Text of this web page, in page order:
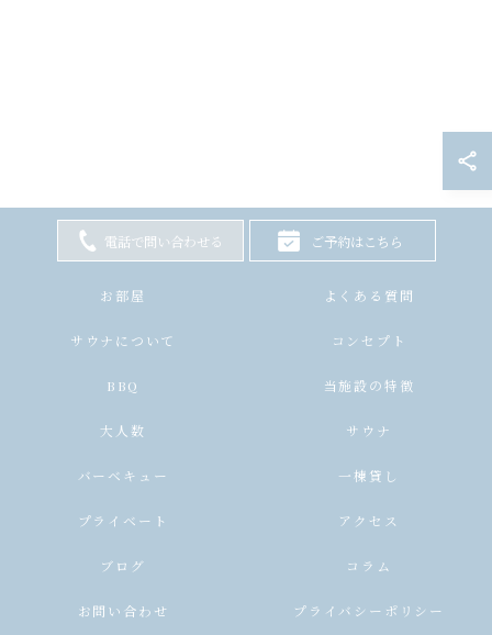
電話で問い合わせる ご予約はこちら
お部屋 よくある質問
サウナについて コンセプト
BBQ 当施設の特徴
大人数 サウナ
バーベキュー 一棟貸し
プライベート アクセス
ブログ コラム
お問い合わせ プライバシーポリシー